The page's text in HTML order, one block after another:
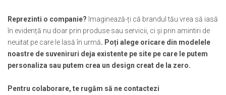
Reprezinti o companie? Imaginează-ți că brandul tău vrea să iasă
în evidență nu doar prin produse sau servicii, ci și prin amintiri de
neuitat pe care le lasă în urmă. Poți alege oricare din modelele
noastre de suveniruri deja existente pe site pe care le putem
personaliza sau putem crea un design creat de la zero.
Pentru colaborare, te rugăm să ne contactezi